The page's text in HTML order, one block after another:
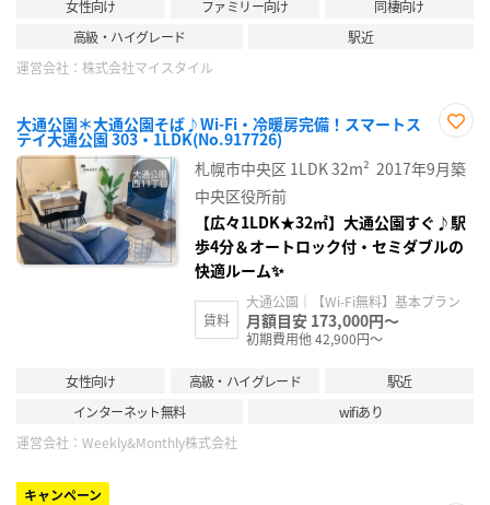
女性向け ファミリー向け
同棲向け
高級・ハイグレード
駅近
運営会社： 株式会社マイスタイル
大通公園＊大通公園そば♪Wi-Fi・冷暖房完備！スマートス
テイ大通公園 303・1LDK(No.917726)
に入
り登
札幌市中央区 1LDK32m² 2017年9月築
中央区役所前
【広々1LDK★32㎡】大通公園すぐ♪駅
歩4分＆オートロック付・セミダブルの
快適ルーム✨
賃料
大通公園｜【Wi-Fi無料】基本プラン
月額目安 173,000円～
初期費用他 42,900円～
女性向け 高級・ハイグレード
駅近
インターネット無料
wifiあり
運営会社： Weekly&Monthly株式会社
キャンペーン